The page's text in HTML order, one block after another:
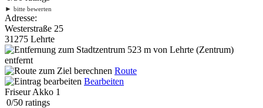
► bitte bewerten
Adresse:
Westerstraße 25
31275 Lehrte
523 m von Lehrte (Zentrum)
entfernt
Route
Bearbeiten
Friseur Akko 1
0/50 ratings